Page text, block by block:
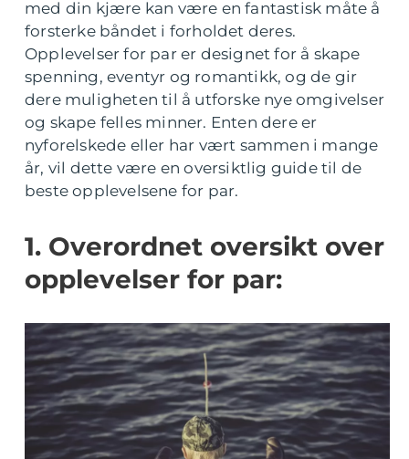
med din kjære kan være en fantastisk måte å
forsterke båndet i forholdet deres.
Opplevelser for par er designet for å skape
spenning, eventyr og romantikk, og de gir
dere muligheten til å utforske nye omgivelser
og skape felles minner. Enten dere er
nyforelskede eller har vært sammen i mange
år, vil dette være en oversiktlig guide til de
beste opplevelsene for par.
1. Overordnet oversikt over
opplevelser for par: